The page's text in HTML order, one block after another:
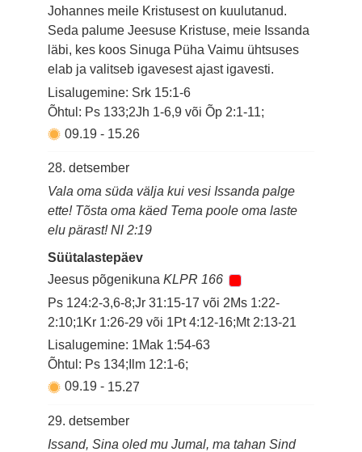
Johannes meile Kristusest on kuulutanud.
Seda palume Jeesuse Kristuse, meie Issanda
läbi, kes koos Sinuga Püha Vaimu ühtsuses
elab ja valitseb igavesest ajast igavesti.
Lisalugemine: Srk 15:1-6
Õhtul: Ps 133;2Jh 1-6,9 või Õp 2:1-11;
09.19- 15.26
28. detsember
Vala oma süda välja kui vesi Issanda palge
ette! Tõsta oma käed Tema poole oma laste
elu pärast! Nl 2:19
Süütalastepäev
Jeesus põgenikuna KLPR 166
Ps 124:2-3,6-8;Jr 31:15-17 või 2Ms 1:22-
2:10;1Kr 1:26-29 või 1Pt 4:12-16;Mt 2:13-21
Lisalugemine: 1Mak 1:54-63
Õhtul: Ps 134;Ilm 12:1-6;
09.19- 15.27
29. detsember
Issand, Sina oled mu Jumal, ma tahan Sind